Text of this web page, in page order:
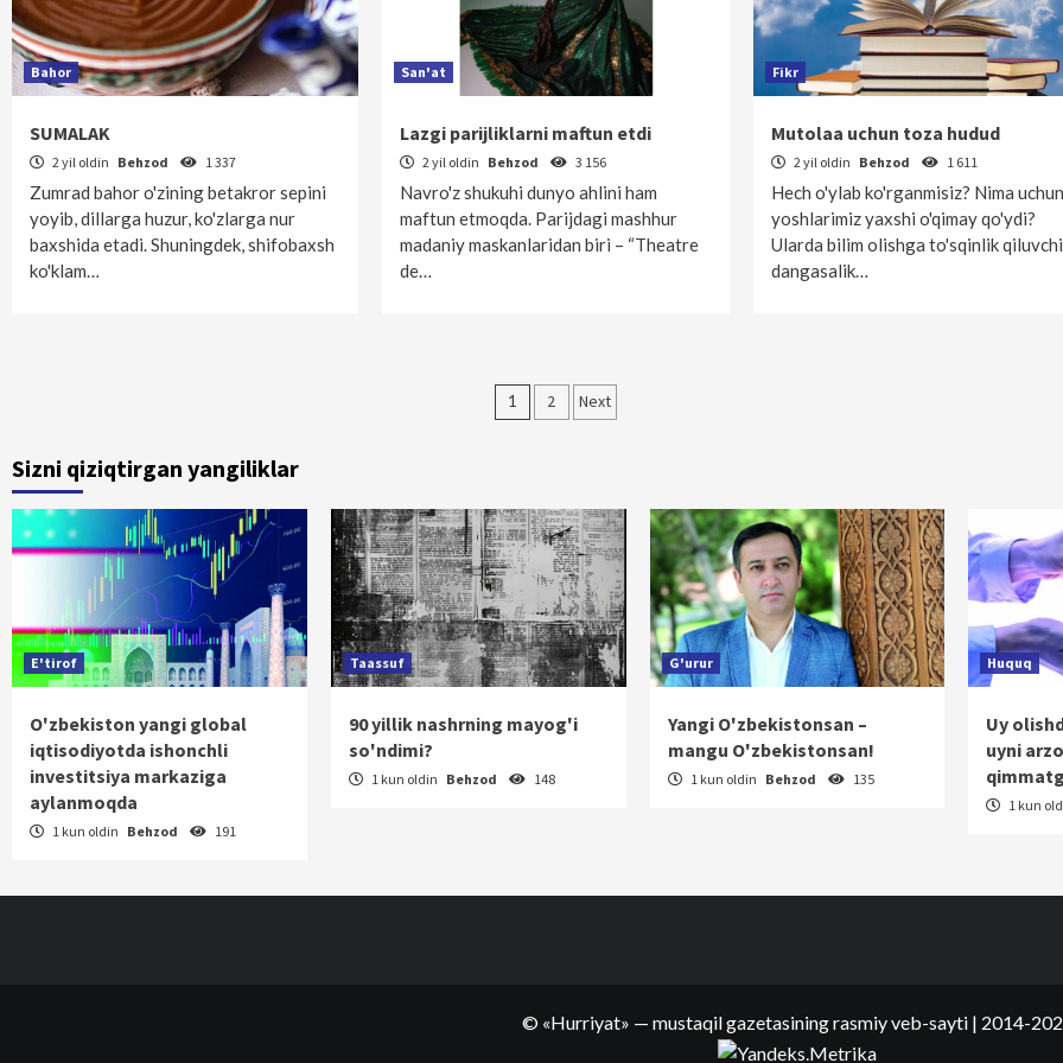
Bahor
SUMALAK
2 yil oldin Behzod 1 337
Zumrad bahor o'zining betakror sepini
yoyib, dillarga huzur, ko'zlarga nur
baxshida etadi. Shuning­dek, shifobaxsh
ko'klam…
San'at
Lazgi parijliklarni maftun etdi
2 yil oldin Behzod 3 156
Navro'z shukuhi dunyo ahlini ham
maftun etmoqda. Parijdagi mashhur
madaniy maskanlaridan biri – “Theatre
de…
Fikr
Mutolaa uchun toza hudud
2 yil oldin Behzod 1 611
Hech o'ylab ko'rganmisiz? Nima uchun
yoshlarimiz yaxshi o'qimay qo'ydi?
Ularda bilim olishga to'sqinlik qiluvchi
dangasalik…
Maqolalar
1 2 Next
Sizni qiziqtirgan yangiliklar
E'tirof
O'zbekiston yangi global
iqtisodiyotda ishonchli
investitsiya markaziga
aylanmoqda
1 kun oldin Behzod 191
Taassuf
90 yillik nashrning mayog'i
so'ndimi?
1 kun oldin Behzod 148
G'urur
Yangi O'zbekistonsan –
mangu O'zbekistonsan!
1 kun oldin Behzod 135
Huquq
Uy
uyni
1 kun
© «Hurriyat» — mustaqil gazetasining rasmiy veb-sayti | 2014-